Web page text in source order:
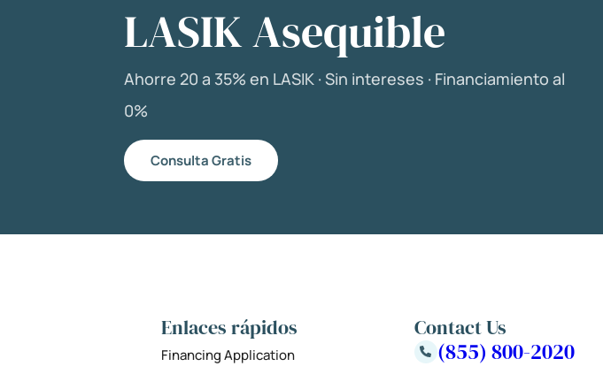
LASIK Asequible
Ahorre 20 a 35% en LASIK · Sin intereses · Financiamiento al
0%
Consulta Gratis
Enlaces rápidos
Financing Application
Contact Us
(855) 800-2020